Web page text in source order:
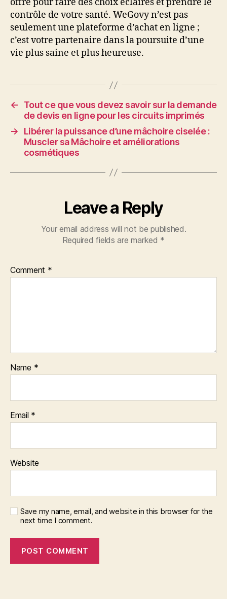
offre pour faire des choix éclairés et prendre le
contrôle de votre santé. WeGovy n’est pas
seulement une plateforme d’achat en ligne ;
c’est votre partenaire dans la poursuite d’une
vie plus saine et plus heureuse.
←
Tout ce que vous devez savoir sur la demande
de devis en ligne pour les circuits imprimés
→
Libérer la puissance d’une mâchoire ciselée :
Muscler sa Mâchoire et améliorations
cosmétiques
Leave a Reply
Your email address will not be published.
Required fields are marked *
Comment *
Name *
Email *
Website
Save my name, email, and website in this browser for the
next time I comment.